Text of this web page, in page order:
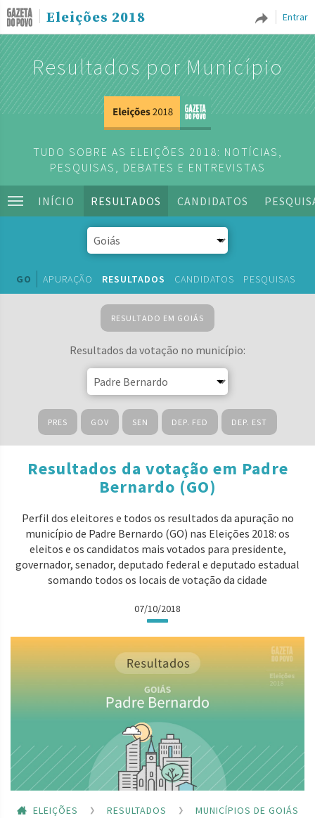
Entrar
Eleições 2018
Resultados por Município
TUDO SOBRE AS ELEIÇÕES 2018: NOTÍCIAS,
PESQUISAS, DEBATES E ENTREVISTAS
INÍCIO RESULTADOS CANDIDATOS
GO APURAÇÃO RESULTADOS CANDIDATOS PESQUISAS
RESULTADO EM GOIÁS
Resultados da votação no município:
PRES GOV SEN DEP. FED DEP. EST
Resultados da votação em Padre
Bernardo (GO)
Perfil dos eleitores e todos os resultados da apuração no
município de Padre Bernardo (GO) nas Eleições 2018: os
eleitos e os candidatos mais votados para presidente,
governador, senador, deputado federal e deputado estadual
somando todos os locais de votação da cidade
07/10/2018
ELEIÇÕES RESULTADOS
MUNICÍPIOS DE GOIÁS